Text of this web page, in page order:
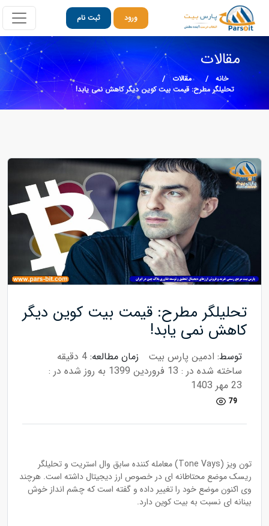
ورود ثبت نام
مقالات
خانه
مقالات
تحلیلگر مطرح: قیمت بیت کوین دیگر کاهش نمی یابد!
تحلیلگر مطرح: قیمت بیت کوین دیگر
کاهش نمی یابد!
توسط: ادمین پارس بیت زمان مطالعه: 4 دقیقه
ساخته شده در : 13 فروردین 1399
به روز شده در :
23 مهر 1403
79
تون ویز (Tone Vays) معامله کننده سابق وال استریت و تحلیلگر
ریسک موضع محتاطانه ای در خصوص ارز دیجیتال داشته است. هرچند
وی اکنون موضع خود را تغییر داده و گفته است که چشم انداز خوش
بینانه ای نسبت به بیت کوین دارد.